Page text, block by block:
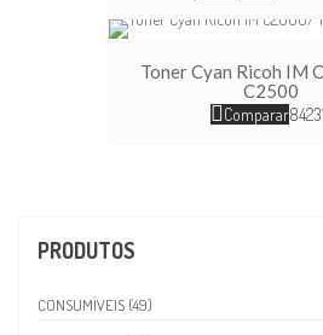
Toner Cyan Ricoh IM
C2500
Comparar
PRODUTOS
CONSUMÍVEIS (49)